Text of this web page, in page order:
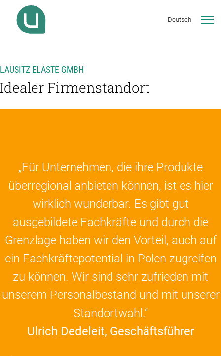
Deutsch
LAUSITZ ELASTE GMBH
Idealer Firmenstandort
„Für Unternehmen, die ihre Produkte
überregional anbieten können, ist es hier
wirklich wunderbar. Es gibt gut
ausgebildete Fachkräfte und durch die
Grenzlage haben wir den Vorteil, auch auf
ein Fachkräftepotential in Polen zugreifen
zu können. Wir sind sehr zufrieden mit
unserem Personalbestand und mit unserer
Standortwahl.“
Ulrich Dedeleit, Geschäftsführer